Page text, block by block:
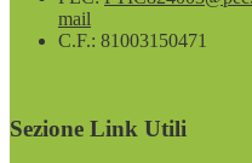
mail
C.F.: 81003150471
Sezione Link Utili